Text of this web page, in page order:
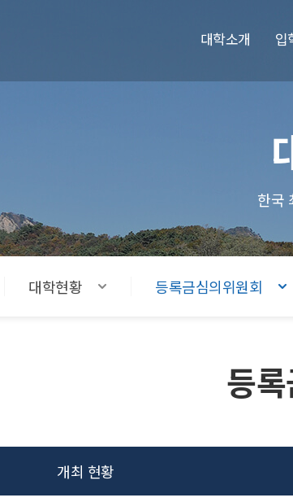
대학소개 입
한국
대학현황 등록금심의위원회
등
개최 현황